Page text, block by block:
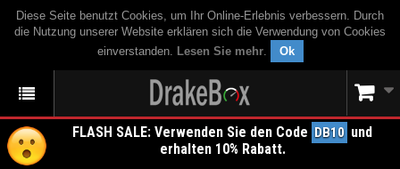
Diese Seite benutzt Cookies, um Ihr Online-Erlebnis verbessern. Durch
die Nutzung unserer Website erklären sich die Verwendung von Cookies
einverstanden. Lesen Sie mehr. Ok
FLASH SALE: Verwenden Sie den Code DB10 und
erhalten 10% Rabatt.